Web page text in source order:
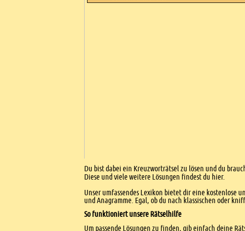
Einleitung
Du bist dabei ein Kreuzworträtsel zu lösen und du
Diese und viele weitere Lösungen findest du hier.
Unser umfassendes Lexikon bietet dir eine kostenlose
und Anagramme. Egal, ob du nach klassischen oder
So funktioniert unsere Rätselhilfe
Um passende Lösungen zu finden, gib einfach deine